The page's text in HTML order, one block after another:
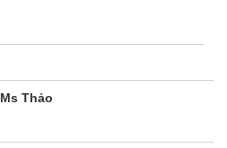
Ms Thảo